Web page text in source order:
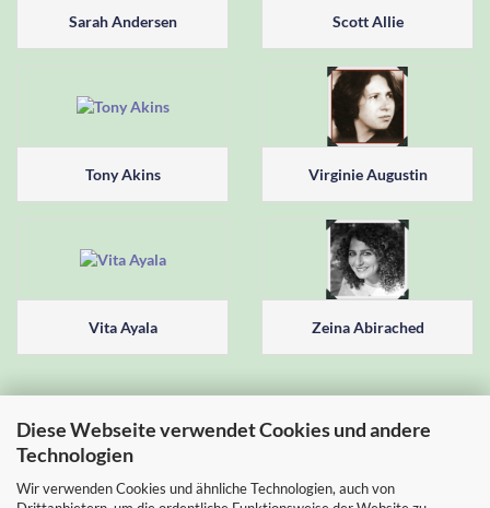
Diese Webseite verwendet Cookies und andere
Technologien
Wir verwenden Cookies und ähnliche Technologien, auch von
Sarah Andersen Scott Allie
Tony Akins Virginie Augustin
Vita Ayala Zeina Abirached